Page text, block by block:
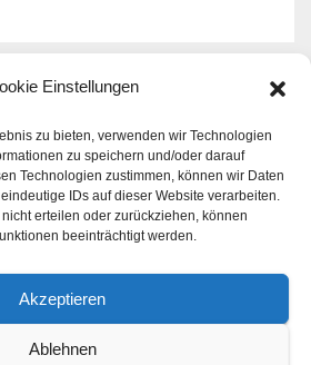
Einstellungen
zu bieten, verwenden wir Technologien
zu speichern und/oder darauf
Technologien zustimmen, können wir Daten
IDs auf dieser Website verarbeiten.
erteilen oder zurückziehen, können
beeinträchtigt werden.
Akzeptieren
Ablehnen
Thema Haus -
- Geld
Themen Haus - Familie - Geld |